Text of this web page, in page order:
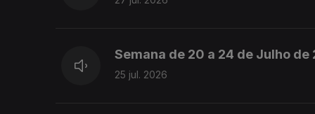
Semana de 20 a 24 de Julho de
25 jul. 2026